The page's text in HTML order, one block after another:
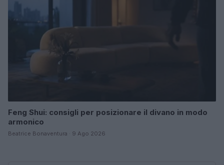
Feng Shui: consigli per posizionare il divano in modo
armonico
Beatrice Bonaventura · 9 Ago 2026